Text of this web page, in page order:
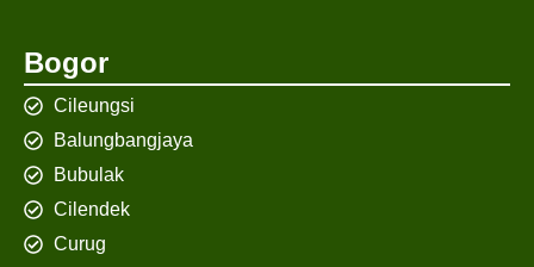
Bogor
Cileungsi
Balungbangjaya
Bubulak
Cilendek
Curug